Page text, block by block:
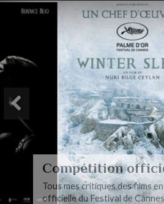
Compétition
Tous mes critiques des films
officielle du Festival de Cannes